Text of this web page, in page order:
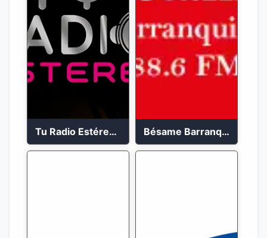
Tu Radio Estéreo 24/7 Bésame Barranquilla en vivo 88.6 FM